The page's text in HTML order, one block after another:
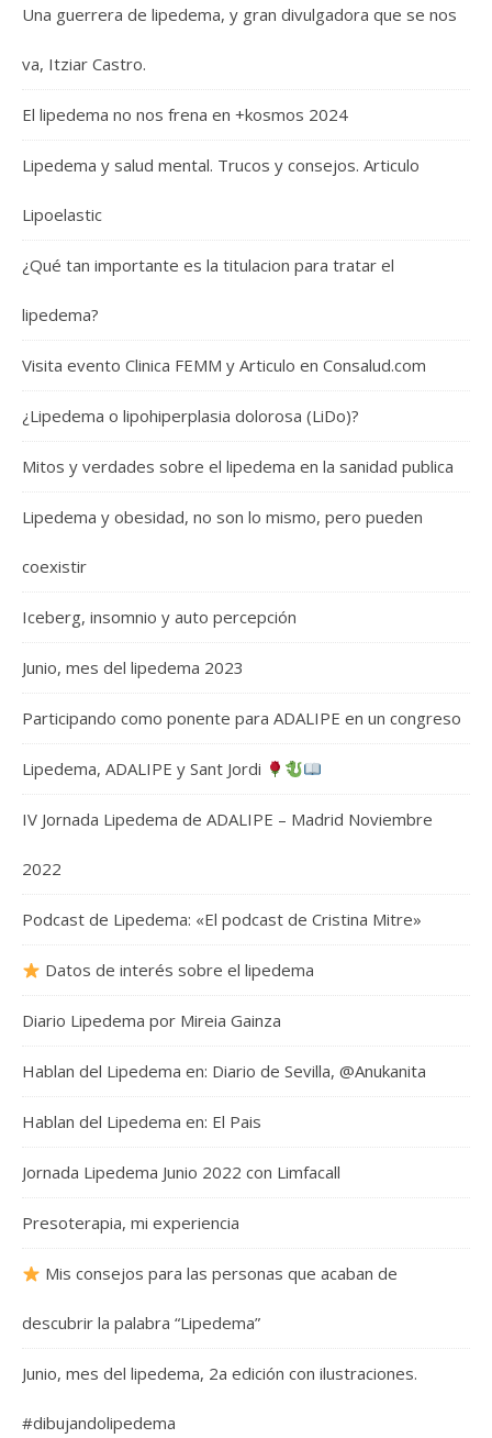
Una guerrera de lipedema, y gran divulgadora que se nos
va, Itziar Castro.
El lipedema no nos frena en +kosmos 2024
Lipedema y salud mental. Trucos y consejos. Articulo
Lipoelastic
¿Qué tan importante es la titulacion para tratar el
lipedema?
Visita evento Clinica FEMM y Articulo en Consalud.com
¿Lipedema o lipohiperplasia dolorosa (LiDo)?
Mitos y verdades sobre el lipedema en la sanidad publica
Lipedema y obesidad, no son lo mismo, pero pueden
coexistir
Iceberg, insomnio y auto percepción
Junio, mes del lipedema 2023
Participando como ponente para ADALIPE en un congreso
Lipedema, ADALIPE y Sant Jordi
IV Jornada Lipedema de ADALIPE – Madrid Noviembre
2022
Podcast de Lipedema: «El podcast de Cristina Mitre»
Datos de interés sobre el lipedema
Diario Lipedema por Mireia Gainza
Hablan del Lipedema en: Diario de Sevilla, @Anukanita
Hablan del Lipedema en: El Pais
Jornada Lipedema Junio 2022 con Limfacall
Presoterapia, mi experiencia
Mis consejos para las personas que acaban de
descubrir la palabra “Lipedema”
Junio, mes del lipedema, 2a edición con ilustraciones.
#dibujandolipedema